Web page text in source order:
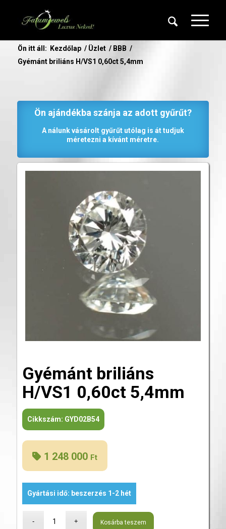
Ön itt áll: Kezdőlap / Üzlet / BBB /
Gyémánt briliáns H/VS1 0,60ct 5,4mm
Ön ajándékba szánja az adott gyűrűt?
A nálunk vásárolt gyűrűt utólag is át tudjuk
méretezni a kívánt méretre.
Gyémánt briliáns
H/VS1 0,60ct 5,4mm
Cikkszám: GYD02B54
1 248 000 Ft
Gyártási idő: beszerzés 1-2 hét
Kosárba teszem